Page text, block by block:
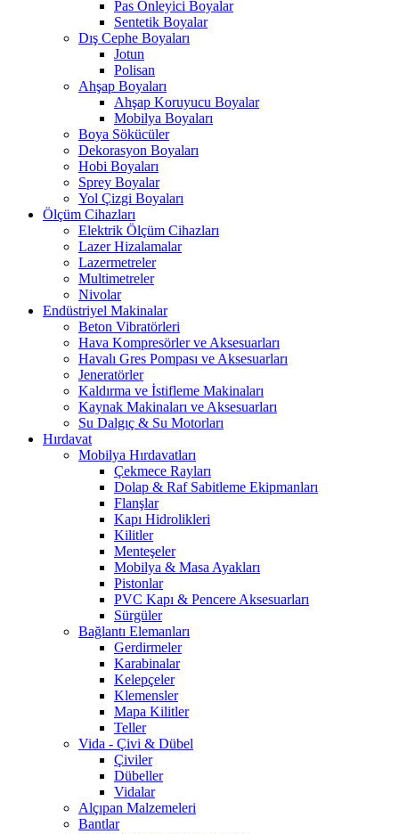
Pas Önleyici Boyalar
Sentetik Boyalar
Dış Cephe Boyaları
Jotun
Polisan
Ahşap Boyaları
Ahşap Koruyucu Boyalar
Mobilya Boyaları
Boya Sökücüler
Dekorasyon Boyaları
Hobi Boyaları
Sprey Boyalar
Yol Çizgi Boyaları
Ölçüm Cihazları
Elektrik Ölçüm Cihazları
Lazer Hizalamalar
Lazermetreler
Multimetreler
Nivolar
Endüstriyel Makinalar
Beton Vibratörleri
Hava Kompresörler ve Aksesuarları
Havalı Gres Pompası ve Aksesuarları
Jeneratörler
Kaldırma ve İstifleme Makinaları
Kaynak Makinaları ve Aksesuarları
Su Dalgıç & Su Motorları
Hırdavat
Mobilya Hırdavatları
Çekmece Rayları
Dolap & Raf Sabitleme Ekipmanları
Flanşlar
Kapı Hidrolikleri
Kilitler
Menteşeler
Mobilya & Masa Ayakları
Pistonlar
PVC Kapı & Pencere Aksesuarları
Sürgüler
Bağlantı Elemanları
Gerdirmeler
Karabinalar
Kelepçeler
Klemensler
Mapa Kilitler
Teller
Vida - Çivi & Dübel
Çiviler
Dübeller
Vidalar
Alçıpan Malzemeleri
Bantlar